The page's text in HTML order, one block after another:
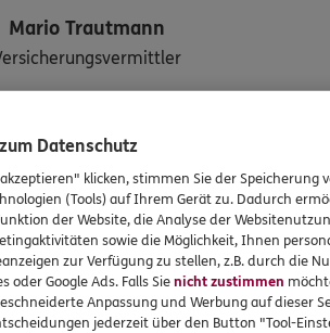
Mario Trautmann
09:00-13:00 Uhr
senden
Datenschutz
klicken, stimmen Sie der Speicherung
(Tools) auf Ihrem Gerät zu. Dadurch
der Website, die Analyse der
sowie die Möglichkeit, Ihnen
zur Verfügung zu stellen, z.B. durch die
oder Google Ads. Falls Sienicht zustimmen
Anpassung und Werbung auf dieser
jederzeit über den Button "Tool-